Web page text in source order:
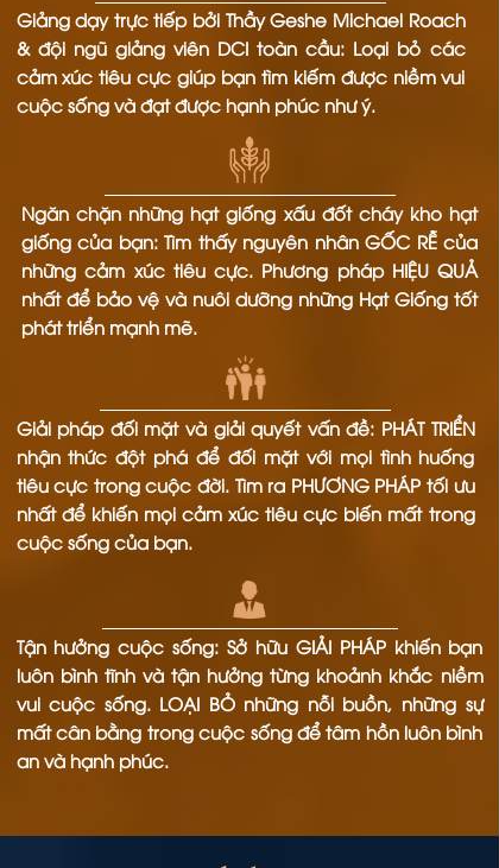
Giảng dạy trực tiếp bởi Thầy Geshe Michael Roach
& đội ngũ giảng viên DCI toàn cầu: Loại bỏ các
cảm xúc tiêu cực giúp bạn tìm kiếm được niềm vui
cuộc sống và đạt được hạnh phúc như ý.
Ngăn chặn những hạt giống xấu đốt cháy kho hạt
giống của bạn: Tìm thấy nguyên nhân GỐC RỄ của
những cảm xúc tiêu cực. Phương pháp HIỆU QUẢ
nhất để bảo vệ và nuôi dưỡng những Hạt Giống tốt
phát triển mạnh mẽ.
Tận hưởng cuộc sống: Sở hữu GIẢI PHÁP khiến bạn
luôn bình tĩnh và tận hưởng từng khoảnh khắc niềm
vui cuộc sống. LOẠI BỎ những nỗi buồn, những sự
mất cân bằng trong cuộc sống để tâm hồn luôn bình
an và hạnh phúc.
Giải pháp đối mặt và giải quyết vấn đề: PHÁT TRIỂN
nhận thức đột phá để đối mặt với mọi tình huống
tiêu cực trong cuộc đời. Tìm ra PHƯƠNG PHÁP tối ưu
nhất để khiến mọi cảm xúc tiêu cực biến mất trong
cuộc sống của bạn.